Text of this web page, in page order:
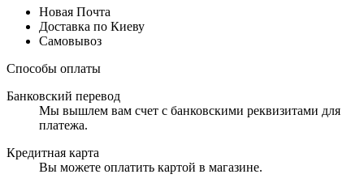
Новая Почта
Доставка по Киеву
Самовывоз
Способы оплаты
Банковский перевод
Мы вышлем вам счет с банковскими реквизитами для
платежа.
Кредитная карта
Вы можете оплатить картой в магазине.